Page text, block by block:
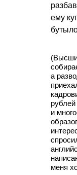
ему
а
и
меня